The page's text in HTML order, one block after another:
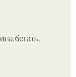
бегать,